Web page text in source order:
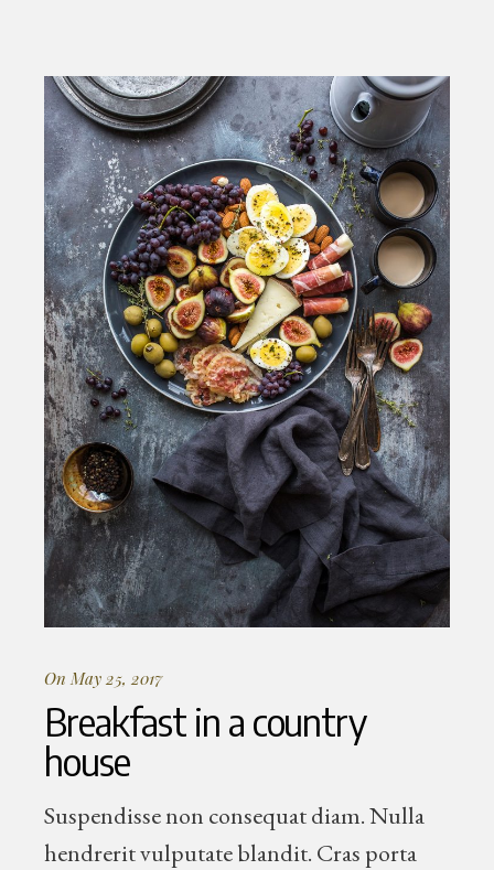
On May 25, 2017
Breakfast in a country
house
Suspendisse non consequat diam. Nulla
hendrerit vulputate blandit. Cras porta